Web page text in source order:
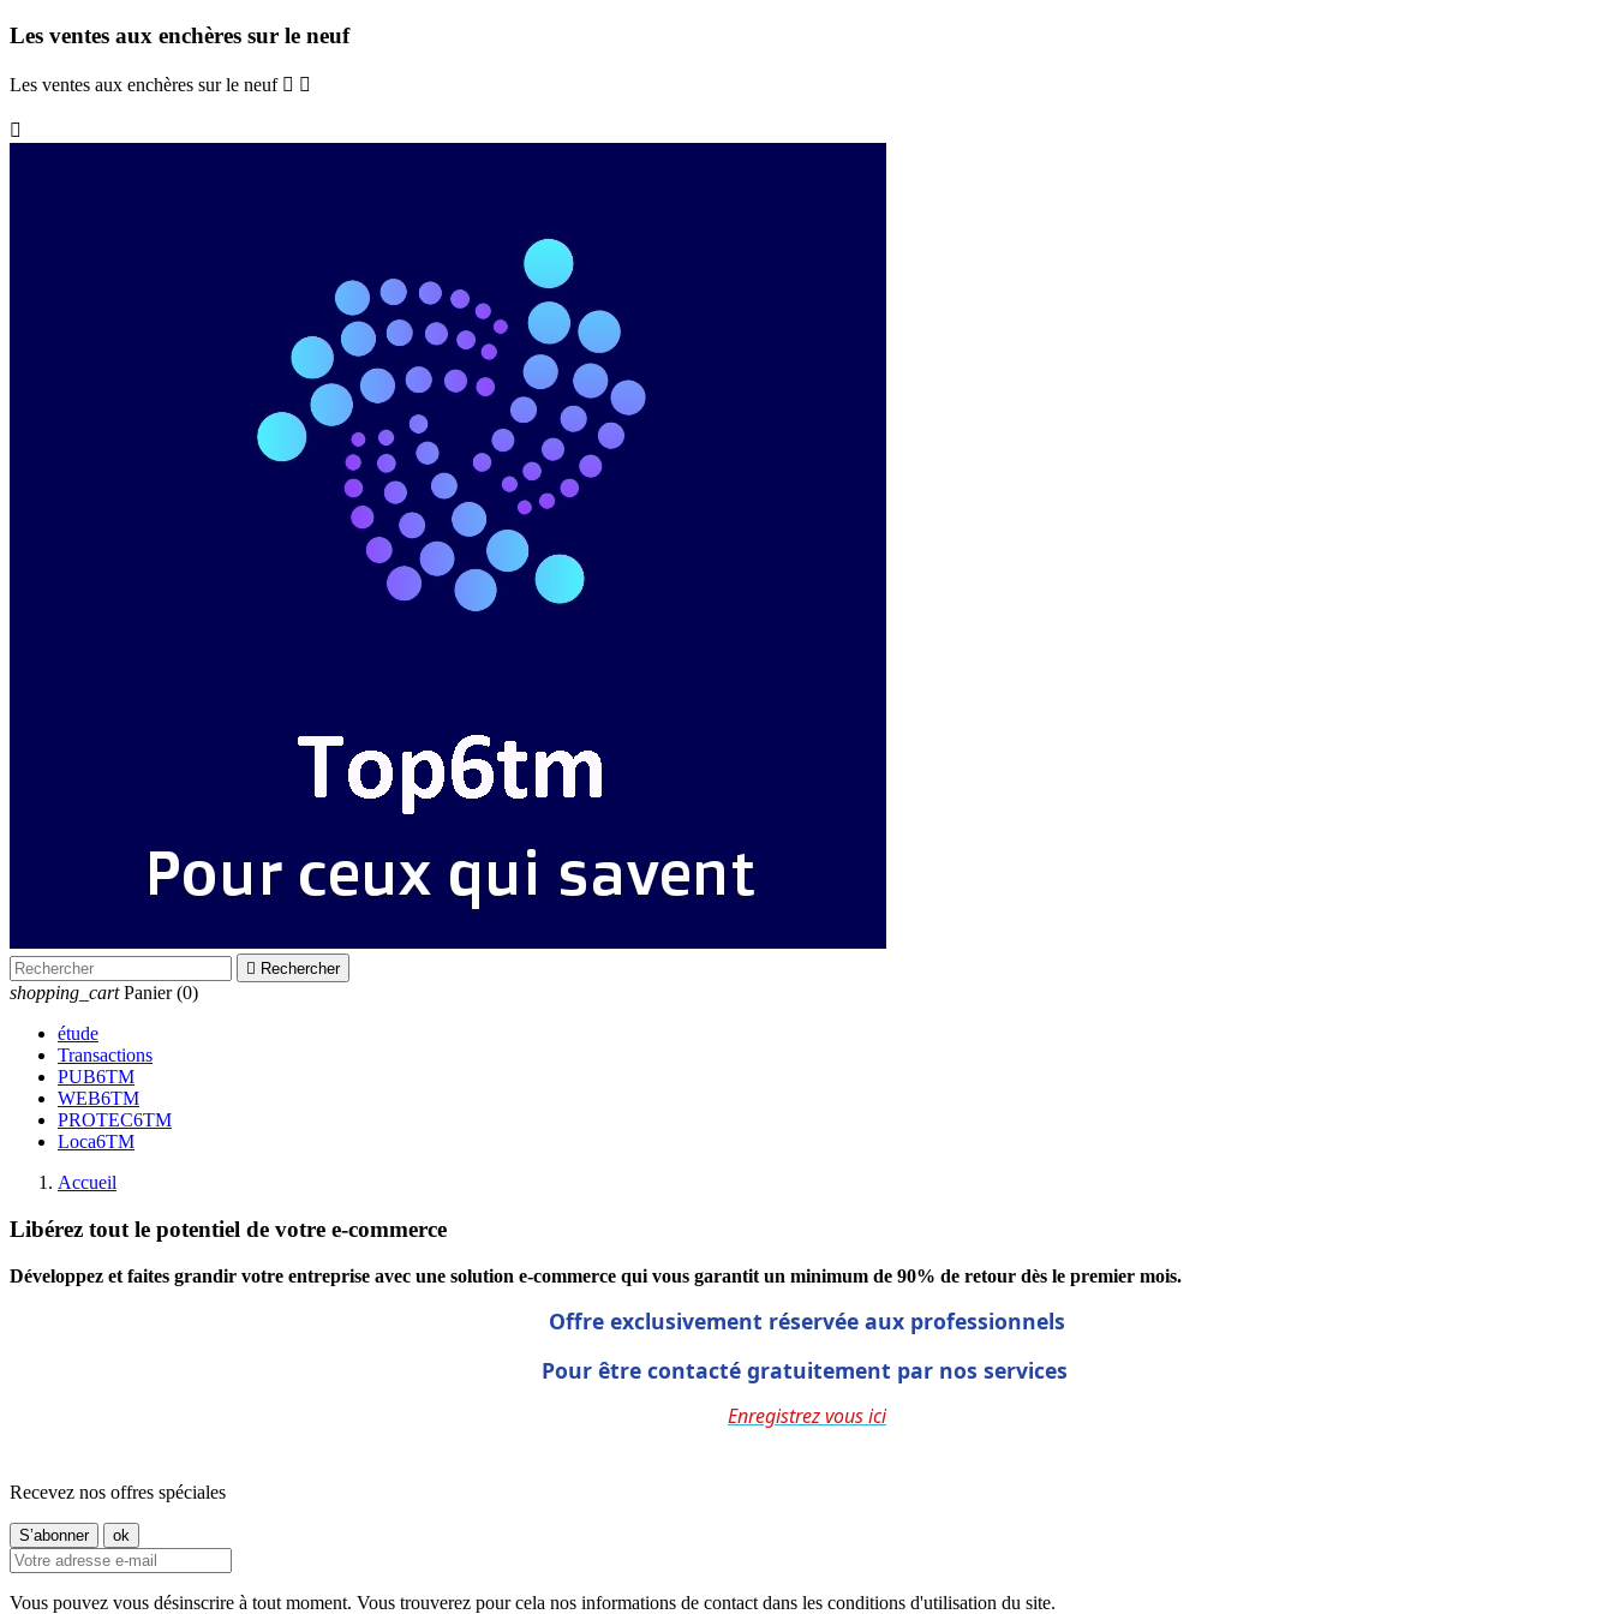
Les ventes aux enchères sur le neuf
Les ventes aux enchères sur le neuf  

 Rechercher
shopping_cart Panier (0)
étude
Transactions
PUB6TM
WEB6TM
PROTEC6TM
Loca6TM
Accueil
Libérez tout le potentiel de votre e-commerce
Développez et faites grandir votre entreprise avec une solution e-commerce qui vous garantit un minimum de 90% de retour dès le premier mois.
Offre exclusivement réservée aux professionnels
Pour être contacté gratuitement par nos services
Enregistrez vous ici
Recevez nos offres spéciales
Vous pouvez vous désinscrire à tout moment. Vous trouverez pour cela nos informations de contact dans les conditions d'utilisation du site.